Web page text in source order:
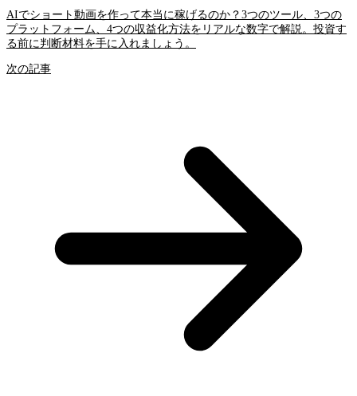
AIでショート動画を作って本当に稼げるのか？3つのツール、3つの
プラットフォーム、4つの収益化方法をリアルな数字で解説。投資す
る前に判断材料を手に入れましょう。
次の記事